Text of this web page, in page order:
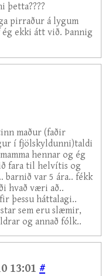
þetta????
pirraður á lygum
ég ekki átt við. Þannig
maður (faðir
í fjölskyldunni)taldi
hennar og ég
fara til helvítis og
barnið var 5 ára.. fékk
hvað væri að..
þessu háttalagi..
sem eru slæmir,
og annað fólk..
13:01 #